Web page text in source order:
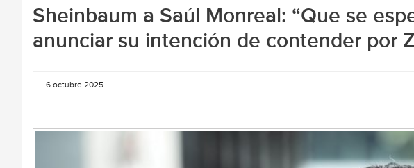
Sheinbaum a Saúl Monreal: “Que se
anunciar su intención de contender por
6 octubre 2025